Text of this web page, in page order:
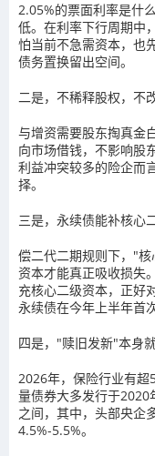
2.05%的票面利率是什
低。在利率下行周期
怕当前不急需资本，也
债务置换留出空间。
二是，不稀释股权，不
与增资需要股东掏真金
向市场借钱，不影响股
利益冲突较多的险企而
择。
三是，永续债能补核心
偿二代二期规则下，"
资本才能真正吸收损失
充核心二级资本，正好
永续债在今年上半年首
四是，"赎旧发新"本身
2026年，保险行业有
量债券大多发行于2020
之间，其中，头部央企
4.5%-5.5%。